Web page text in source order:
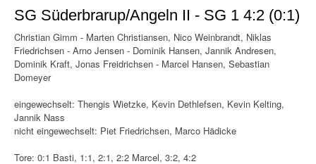
SG Süderbrarup/Angeln II - SG 1 4:2 (0:1)
Christian Gimm - Marten Christiansen, Nico Weinbrandt, Niklas
Friedrichsen - Arno Jensen - Dominik Hansen, Jannik Andresen,
Dominik Kraft, Jonas Freidrichsen - Marcel Hansen, Sebastian
Domeyer
eingewechselt: Thengis Wietzke, Kevin Dethlefsen, Kevin Kelting,
Jannik Nass
nicht eingewechselt: Piet Friedrichsen, Marco Hädicke
Tore: 0:1 Basti, 1:1, 2:1, 2:2 Marcel, 3:2, 4:2